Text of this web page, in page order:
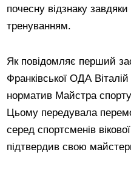
почесну відзнаку
тренуванням.
Як повідомляє перший
Франківської ОДА
норматив Майстра
Цьому передувала
серед спортсменів
підтвердив свою